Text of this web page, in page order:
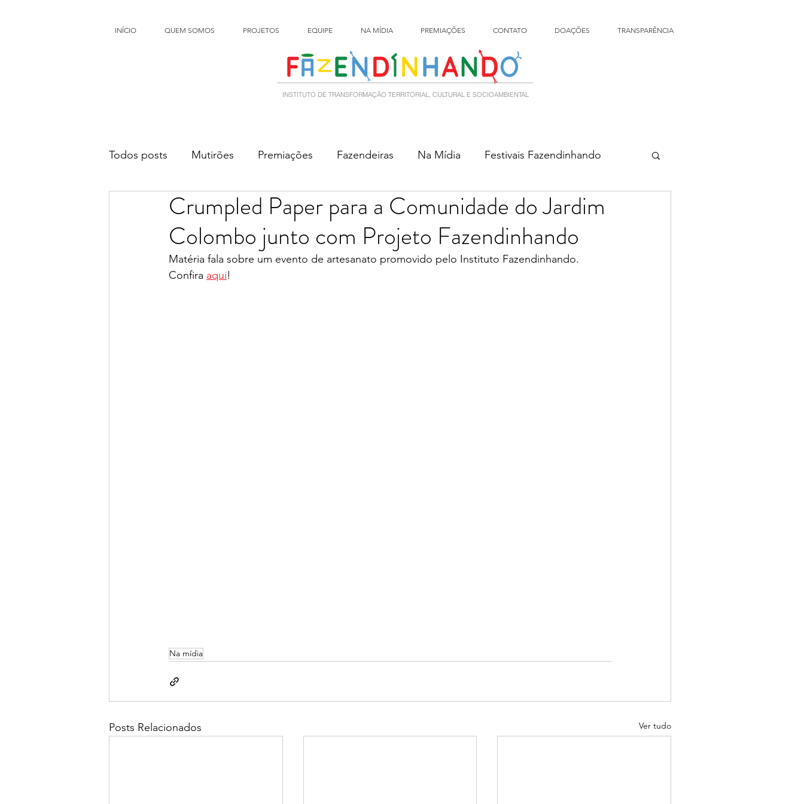
INÍCIO QUEM SOMOS PROJETOS EQUIPE NA MÍDIA PREMIAÇÕES CONTATO DOAÇÕES TRANSPARÊNCIA
INSTITUTO DE TRANSFORMAÇÃO TERRITORIAL, CULTURAL E SOCIOAMBIENTAL
Todos posts Mutirões Premiações Fazendeiras Na Mídia Festivais Fazendinhando
Favelas Verdes
Crumpled Paper para a Comunidade do Jardim
Colombo junto com Projeto Fazendinhando
Matéria fala sobre um evento de artesanato promovido pelo Instituto Fazendinhando.
Confira aqui!
Na mídia
Posts Relacionados Ver tudo